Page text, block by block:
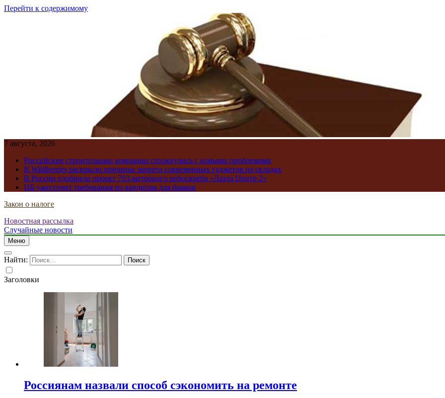
Перейти к содержимому
7 августа, 2026
Российские строительные компании столкнулись с новыми проблемами
В Wildberries раскрыли причины запрета современных гаджетов на складах
В России одобрили проект 703-метрового небоскреба «Лахта Центр 2»
ЦБ ужесточит требования по кредитам для банков
Закон о налоге
Новостная рассылка
Случайные новости
Меню
Найти:
Заголовки
Россиянам назвали способ сэкономить на ремонте